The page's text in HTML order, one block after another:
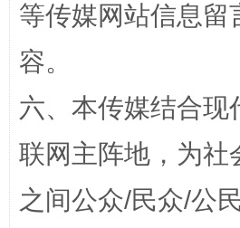
等传媒网站信息留
容。
六、本传媒结合现
联网主阵地，为社
之间公众/民众/公